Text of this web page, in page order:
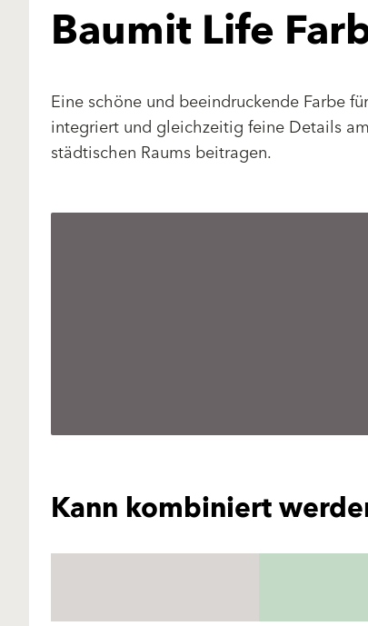
Baumit Life
Eine schöne und beeindruckende Farbe
integriert und gleichzeitig feine Details
städtischen Raums beitragen.
Kann kombiniert